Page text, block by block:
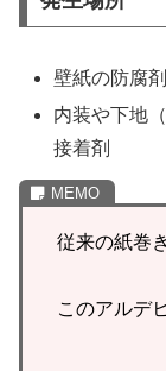
壁紙の防腐剤
内装や下地
接着剤
従来の紙巻
このアルデ